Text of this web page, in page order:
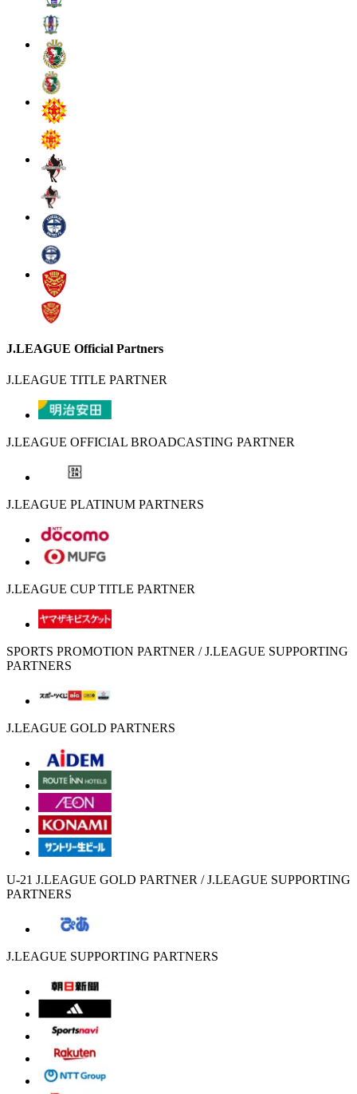
J.LEAGUE Official Partners
J.LEAGUE TITLE PARTNER
J.LEAGUE OFFICIAL BROADCASTING PARTNER
J.LEAGUE PLATINUM PARTNERS
J.LEAGUE CUP TITLE PARTNER
SPORTS PROMOTION PARTNER / J.LEAGUE SUPPORTING
PARTNERS
J.LEAGUE GOLD PARTNERS
U-21 J.LEAGUE GOLD PARTNER / J.LEAGUE SUPPORTING
PARTNERS
J.LEAGUE SUPPORTING PARTNERS